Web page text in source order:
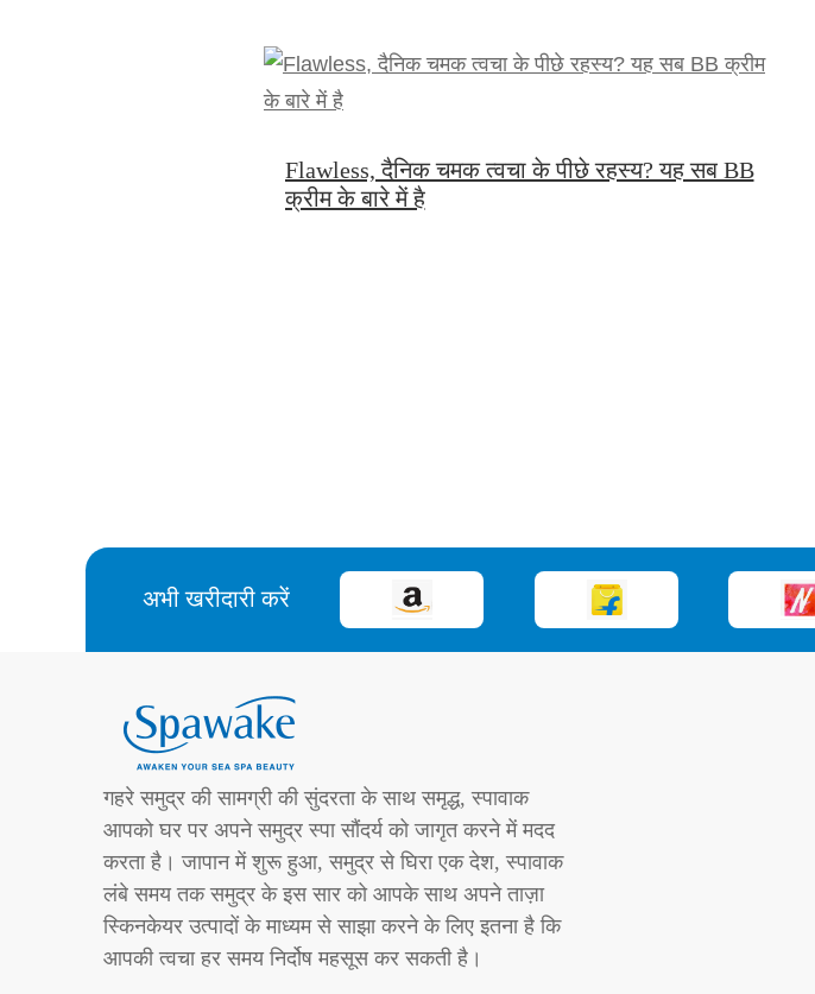
Flawless, दैनिक चमक त्वचा के पीछे रहस्य? यह सब BB
क्रीम के बारे में है
अभी खरीदारी करें
गहरे समुद्र की सामग्री की सुंदरता के साथ समृद्ध, स्पावाक
आपको घर पर अपने समुद्र स्पा सौंदर्य को जागृत करने में मदद
करता है। जापान में शुरू हुआ, समुद्र से घिरा एक देश, स्पावाक
लंबे समय तक समुद्र के इस सार को आपके साथ अपने ताज़ा
स्किनकेयर उत्पादों के माध्यम से साझा करने के लिए इतना है कि
आपकी त्वचा हर समय निर्दोष महसूस कर सकती है।